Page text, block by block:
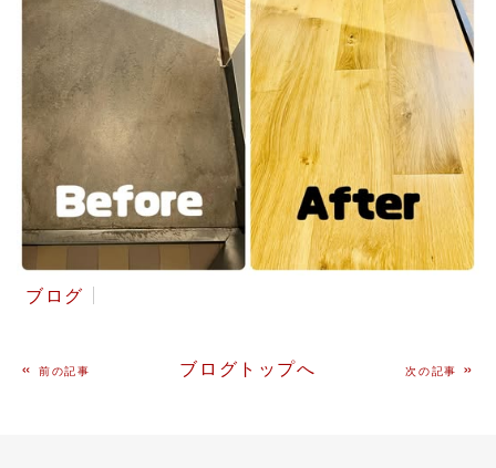
ブログ
«前の記事 ブログトップへ 次の記事 »